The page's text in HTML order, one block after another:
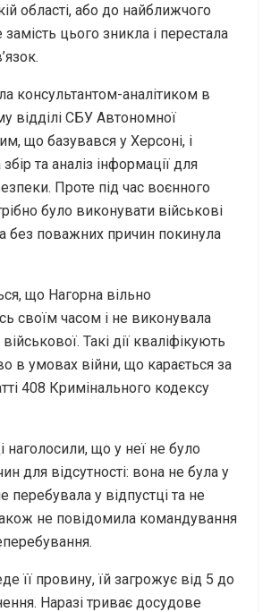
області, або до найближчого
замість цього зникла і перестала
консультантом-аналітиком в
відділі СБУ Автономної
що базувався у Херсоні, і
та аналіз інформації для
Проте під час воєнного
було виконувати військові
без поважних причин покинула
що Нагорна вільно
своїм часом і не виконувала
Такі дії кваліфікують
в умовах війни, що карається за
408 Кримінального кодексу
наголосили, що у неї не було
для відсутності: вона не була у
перебувала у відпустці та не
не повідомила командування
її провину, їй загрожує від 5 до
Наразі триває досудове